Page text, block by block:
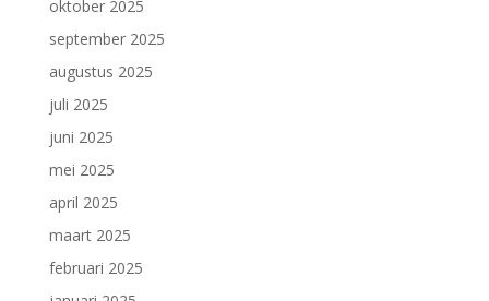
oktober 2025
september 2025
augustus 2025
juli 2025
juni 2025
mei 2025
april 2025
maart 2025
februari 2025